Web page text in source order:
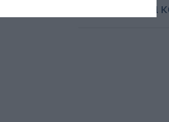
Καστορίας